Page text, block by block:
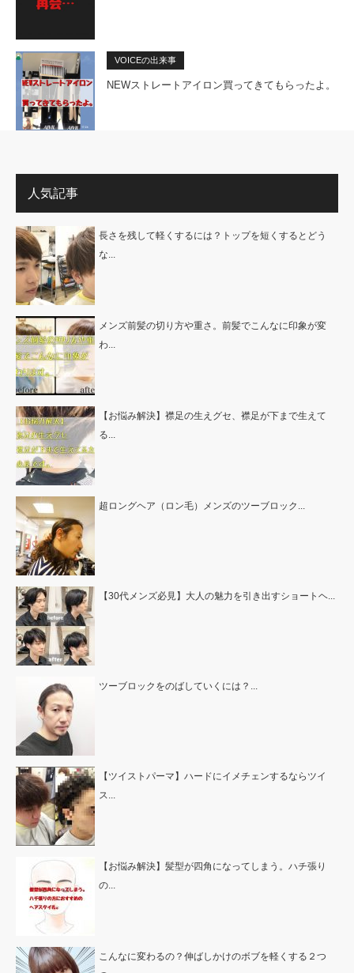
VOICEの出来事
NEWストレートアイロン買ってきてもらったよ。
人気記事
長さを残して軽くするには？トップを短くするとどう
な...
メンズ前髪の切り方や重さ。前髪でこんなに印象が変
わ...
【お悩み解決】襟足の生えグセ、襟足が下まで生えて
る...
超ロングヘア（ロン毛）メンズのツーブロック...
【30代メンズ必見】大人の魅力を引き出すショートヘ...
ツーブロックをのばしていくには？...
【ツイストパーマ】ハードにイメチェンするならツイ
ス...
【お悩み解決】髪型が四角になってしまう。ハチ張り
の...
こんなに変わるの？伸ばしかけのボブを軽くする２つ